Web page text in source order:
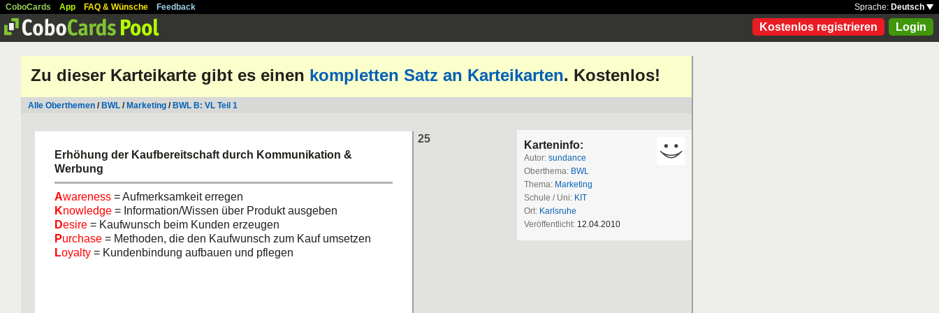
CoboCards App FAQ & Wünsche Feedback Sprache: Deutsch
Kostenlos registrieren Login
Zu dieser Karteikarte gibt es einen kompletten Satz an Karteikarten. Kostenlos!
Alle Oberthemen / BWL / Marketing / BWL B: VL Teil 1
25
Erhöhung der Kaufbereitschaft durch Kommunikation &
Werbung
Awareness = Aufmerksamkeit erregen
Knowledge = Information/Wissen über Produkt ausgeben
Desire = Kaufwunsch beim Kunden erzeugen
Purchase = Methoden, die den Kaufwunsch zum Kauf umsetzen
Loyalty = Kundenbindung aufbauen und pflegen
Karteninfo:
Autor: sundance
Oberthema: BWL
Thema: Marketing
Schule / Uni: KIT
Ort: Karlsruhe
Veröffentlicht: 12.04.2010